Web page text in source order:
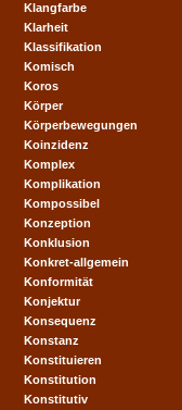
Klangfarbe
Klarheit
Klassifikation
Komisch
Koros
Körper
Körperbewegungen
Koinzidenz
Komplex
Komplikation
Kompossibel
Konzeption
Konklusion
Konkret-allgemein
Konformität
Konjektur
Konsequenz
Konstanz
Konstituieren
Konstitution
Konstitutiv